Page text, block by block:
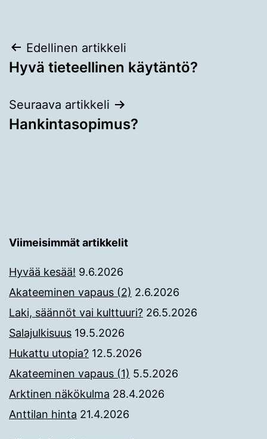
Artikkelien
selaus
Edellinen artikkeli
Hyvä tieteellinen käytäntö?
Seuraava artikkeli
Hankintasopimus?
Viimeisimmät artikkelit
Hyvää kesää! 9.6.2026
Akateeminen vapaus (2) 2.6.2026
Laki, säännöt vai kulttuuri? 26.5.2026
Salajulkisuus 19.5.2026
Hukattu utopia? 12.5.2026
Akateeminen vapaus (1) 5.5.2026
Arktinen näkökulma 28.4.2026
Anttilan hinta 21.4.2026